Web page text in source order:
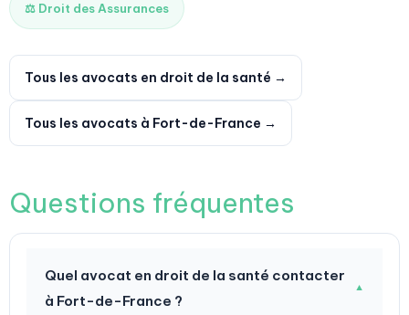
⚖️ Droit des Assurances
Tous les avocats en droit de la santé →
Tous les avocats à Fort-de-France →
Questions fréquentes
Quel avocat en droit de la santé contacter
à Fort-de-France ?
▼